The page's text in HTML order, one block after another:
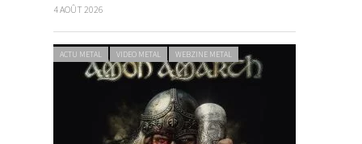
4 AOÛT 2026
ACTU METAL VIDEO METAL WEBZINE METAL